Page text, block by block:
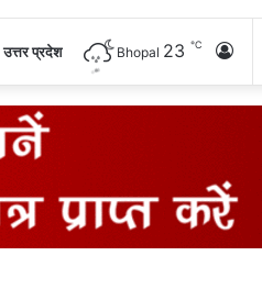
उत्तर प्रदेश Log
Bhopal 23 ℃